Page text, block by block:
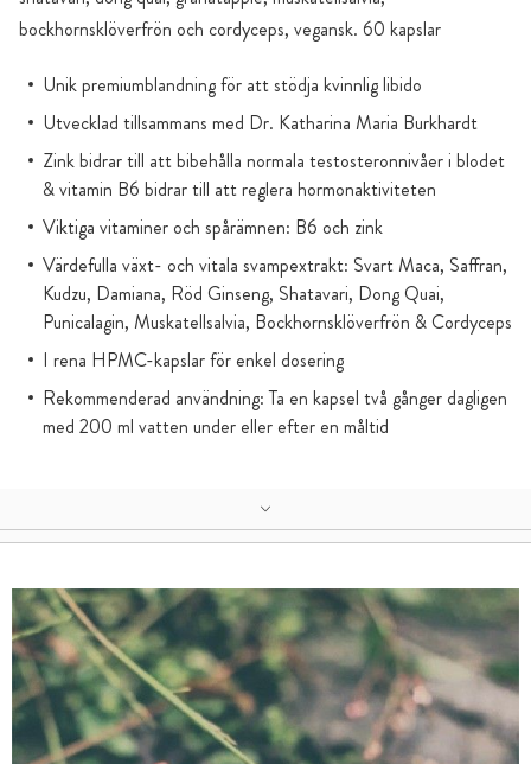
bockhornsklöverfrön och cordyceps, vegansk. 60 kapslar
Unik premiumblandning för att stödja kvinnlig libido
Utvecklad tillsammans med Dr. Katharina Maria Burkhardt
Zink bidrar till att bibehålla normala testosteronnivåer i blodet
& vitamin B6 bidrar till att reglera hormonaktiviteten
Viktiga vitaminer och spårämnen: B6 och zink
Värdefulla växt- och vitala svampextrakt: Svart Maca, Saffran,
Kudzu, Damiana, Röd Ginseng, Shatavari, Dong Quai,
Punicalagin, Muskatellsalvia, Bockhornsklöverfrön & Cordyceps
I rena HPMC-kapslar för enkel dosering
Rekommenderad användning: Ta en kapsel två gånger dagligen
med 200 ml vatten under eller efter en måltid